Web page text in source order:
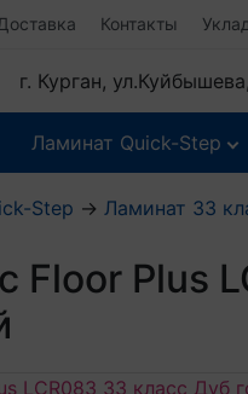
Контакты
г. Курган,
Ламинат Quick-Step
Step → Ламинат 33
Floor Plus